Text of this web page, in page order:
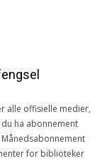
alle offisielle medier,
ha abonnement
for biblioteker